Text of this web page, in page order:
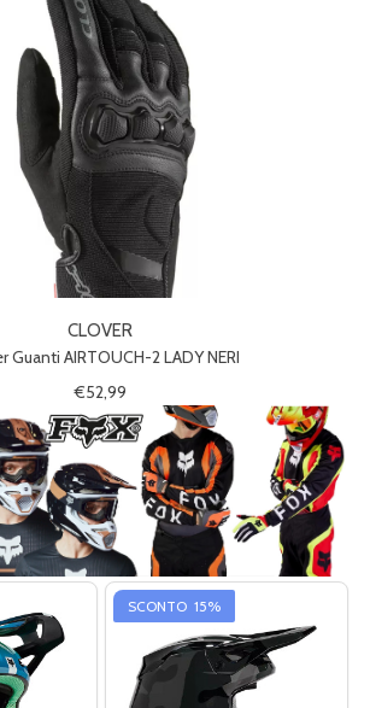
CLOVER
Guanti AIRTOUCH-2 LADY NERI
€52,99
SCONTO 15%